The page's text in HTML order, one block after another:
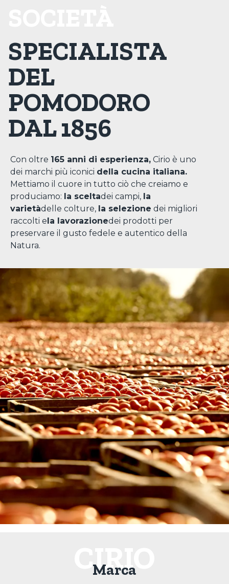
SPECIALISTA
DEL
POMODORO
DAL 1856
Con oltre 165 anni di esperienza, Cirio è uno
dei marchi più iconici della cucina italiana.
Mettiamo il cuore in tutto ciò che creiamo e
produciamo: la sceltadei campi, la
varietàdelle colture, la selezione dei migliori
raccolti ela lavorazionedei prodotti per
preservare il gusto fedele e autentico della
Natura.
CIRIO
Marca